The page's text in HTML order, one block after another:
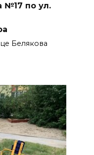
№17 по ул.
Белякова